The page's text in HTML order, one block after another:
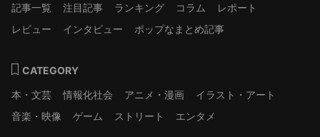
記事一覧
注目記事 ランキング コラム
レポート
レビュー
インタビュー ポップなまとめ記事
CATEGORY
本・文芸
情報化社会 アニメ・漫画
イラスト・アート
音楽・映像
ゲーム ストリート エンタメ